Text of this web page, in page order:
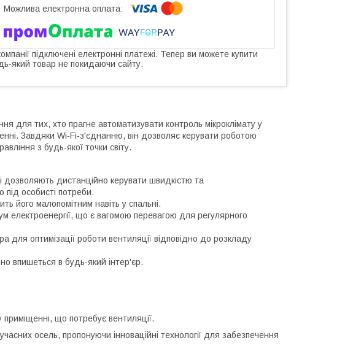
підключені електронні платежі. Тепер ви можете купити
який товар не покидаючи сайту.
для тих, хто прагне автоматизувати контроль мікроклімату у
Завдяки Wi-Fi-з'єднанню, він дозволяє керувати роботою
з будь-якої точки світу.
дозволяють дистанційно керувати швидкістю та
особисті потреби.
його малопомітним навіть у спальні.
електроенергії, що є вагомою перевагою для регулярного
для оптимізації роботи вентиляції відповідно до розкладу
впишеться в будь-який інтер'єр.
що потребує вентиляції.
осель, пропонуючи інноваційні технології для забезпечення